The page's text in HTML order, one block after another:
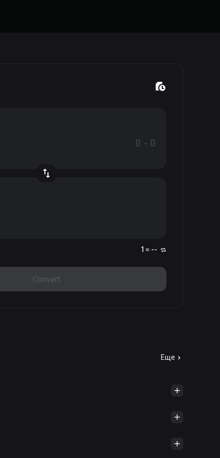
1 ≈ --
Convert
Еще